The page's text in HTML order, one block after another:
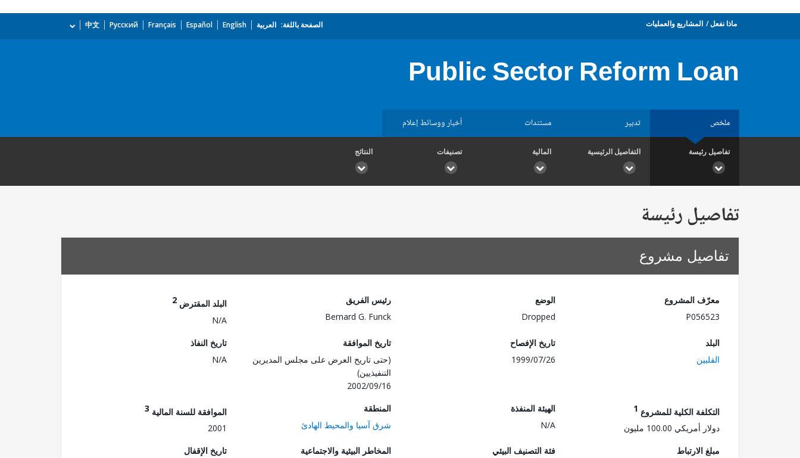
ماذا نفعل المشاريع والعمليات الصفحة باللغة: العربية English
Español
Français
Русский
中文
Public Sector Reform Loan
ملخص تدبير مستندات أخبار ووسائط إعلام
تفاصيل رئيسة التفاصيل الرئيسية المالية تصنيفات النتائج
تفاصيل رئيسة
تفاصيل مشروع
معرّف المشروع
P056523
الوضع
Dropped
رئيس الفريق
Bernard G. Funck
البلد المقترض 2
N/A
البلد
الفلبين
تاريخ الإفصاح
1999/07/26
تاريخ الموافقة
(حتى تاريخ العرض على مجلس المديرين
التنفيذيين)
2002/09/16
تاريخ النفاذ
N/A
التكلفة الكلية للمشروع 1
دولار أمريكي 100.00 مليون
الهيئة المنفذة
N/A
المنطقة
شرق آسيا والمحيط الهادئ
الموافقة للسنة المالية 3
2001
مبلغ الارتباط
فئة التصنيف البيئي
المخاطر البيئية والاجتماعية
تاريخ الإقفال